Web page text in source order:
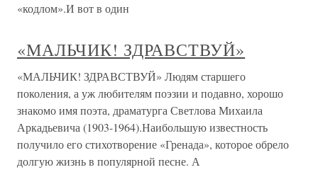
«кодлом».И вот в один
«МАЛЬЧИК! ЗДРАВСТВУЙ»
«МАЛЬЧИК! ЗДРАВСТВУЙ» Людям старшего
поколения, а уж любителям поэзии и подавно, хорошо
знакомо имя поэта, драматурга Светлова Михаила
Аркадьевича (1903-1964).Наибольшую известность
получило его стихотворение «Гренада», которое обрело
долгую жизнь в популярной песне. А